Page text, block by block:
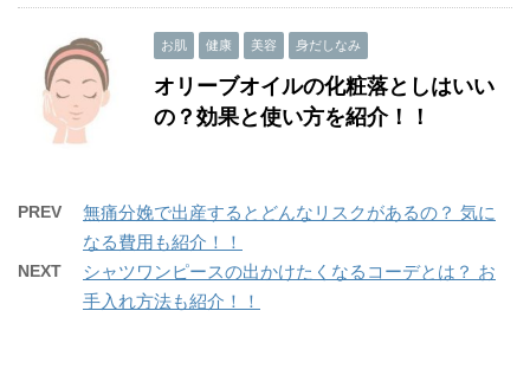
お肌 健康 美容 身だしなみ
オリーブオイルの化粧落としはいい
の？効果と使い方を紹介！！
PREV
無痛分娩で出産するとどんなリスクがあるの？ 気に
なる費用も紹介！！
NEXT
シャツワンピースの出かけたくなるコーデとは？ お
手入れ方法も紹介！！